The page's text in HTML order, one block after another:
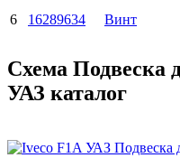
6
16289634 Винт
Схема Подвеска
УАЗ каталог